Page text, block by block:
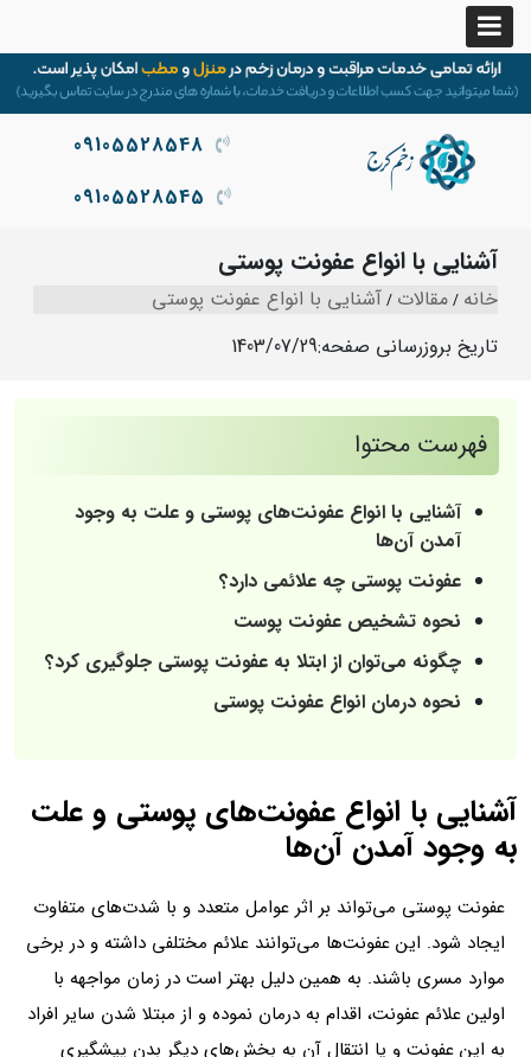
09105528548
09105528545
آشنایی با انواع عفونت پوستی
خانه مقالات آشنایی با انواع عفونت پوستی
تاریخ بروزرسانی صفحه:1403/07/29
فهرست محتوا
آشنایی با انواع عفونت‌های پوستی و علت به وجود
آمدن آن‌ها
عفونت پوستی چه علائمی دارد؟
نحوه تشخیص عفونت پوست
چگونه می‌توان از ابتلا به عفونت پوستی جلوگیری کرد؟
نحوه درمان انواع عفونت پوستی
آشنایی با انواع عفونت‌های پوستی و علت
به وجود آمدن آن‌ها
عفونت پوستی می‌تواند بر اثر عوامل متعدد و با شدت‌های متفاوت
ایجاد شود. این عفونت‌ها می‌توانند علائم مختلفی داشته و در برخی
موارد مسری باشند. به همین دلیل بهتر است در زمان مواجهه با
اولین علائم عفونت، اقدام به درمان نموده و از مبتلا شدن سایر افراد
به این عفونت و یا انتقال آن به بخش‌های دیگر بدن پیشگیری